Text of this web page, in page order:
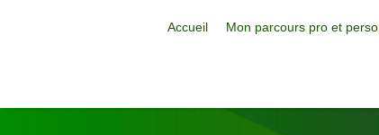
Accueil Mon parcours pro et perso